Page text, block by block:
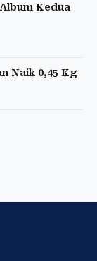
Kedua
Naik 0,45 Kg